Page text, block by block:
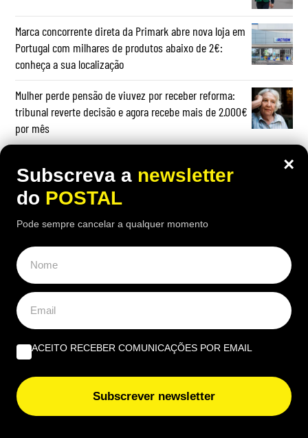
Marca concorrente direta da Primark abre nova loja em
Portugal com milhares de produtos abaixo de 2€:
conheça a sua localização
Mulher perde pensão de viuvez por receber reforma:
tribunal reverte decisão e agora recebe mais de 2.000€
por mês
OPINIÃO
Profissional não profissionalizada – Uma reflexão de
agosto | Por Ana Alexandra Resende
Quando viver no Algarve se torna um luxo | Por João
Rúben Silva
Um olho no burro, outro no cigano | Por José Figueiredo
EUROPE DIRECT ALGARVE
×
Subscreva a newsletter
do POSTAL
Pode sempre cancelar a qualquer momento
ACEITO RECEBER COMUNICAÇÕES POR EMAIL
Subscrever newsletter